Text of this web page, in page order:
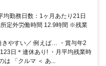
均勤務日数：1ヶ月あたり21日
定外労働時間 12.9時間 ※残業
きやすい／ 例えば… ・賞与年2
日＊連休あり! ・月平均残業時
「クルマ ＜ あ...